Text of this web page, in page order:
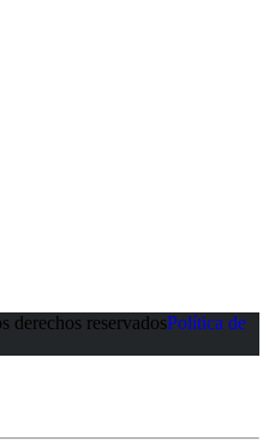
derechos reservadosPolítica de